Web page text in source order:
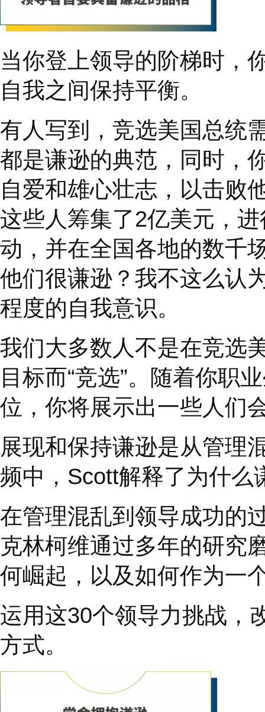
博士的话：“谦逊的领
确的。”
当你登上领导的阶梯
自我之间保持平衡。
有人写到，竞选美国
都是谦逊的典范，同
自爱和雄心壮志，以
这些人筹集了2 亿美元
动，并在全国各地的
他们很谦逊？我不这
程度的自我意识。
我们大多数人不是在
目标而“ 竞选”。随着你
位，你将展示出一些
展现和保持谦逊是从
频中，Scott